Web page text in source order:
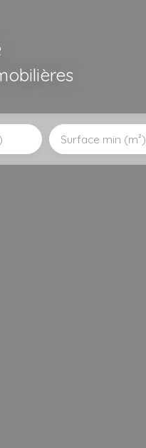
Surface min (m²)